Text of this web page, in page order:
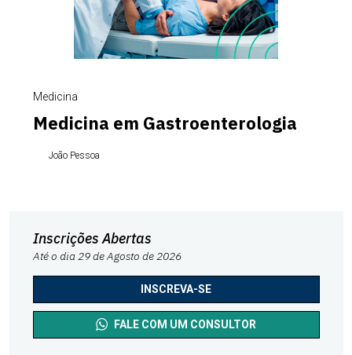
Medicina
Medicina em Gastroenterologia
João Pessoa
Inscrições Abertas
Até o dia 29 de Agosto de 2026
INSCREVA-SE
FALE COM UM CONSULTOR